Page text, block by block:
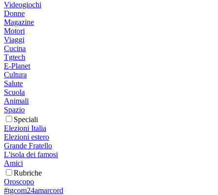
Videogiochi
Donne
Magazine
Motori
Viaggi
Cucina
Tgtech
E-Planet
Cultura
Salute
Scuola
Animali
Spazio
Speciali
Elezioni Italia
Elezioni estero
Grande Fratello
L'isola dei famosi
Amici
Rubriche
Oroscopo
#tgcom24amarcord